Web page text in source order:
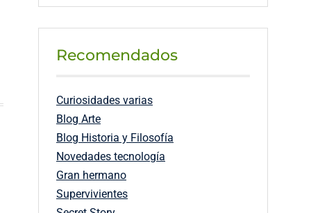
Recomendados
Curiosidades varias
Blog Arte
Blog Historia y Filosofía
Novedades tecnología
Gran hermano
Supervivientes